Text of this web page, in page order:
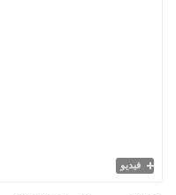
فيديو